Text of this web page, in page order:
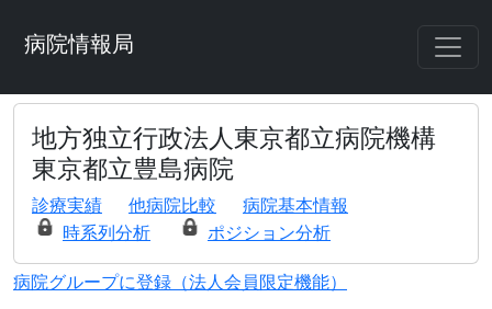
病院情報局
地方独立行政法人東京都立病院機構
東京都立豊島病院
診療実績 他病院比較
病院基本情報
時系列分析
ポジション分析
病院グループに登録（法人会員限定機能）